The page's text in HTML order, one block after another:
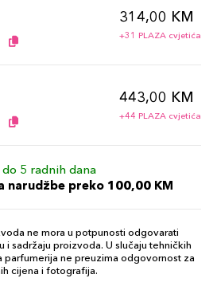
314,00 KM
+31 PLAZA cvjetića
443,00 KM
+44 PLAZA cvjetića
5 radnih dana
narudžbe preko 100,00 KM
ne mora u potpunosti odgovarati
i sadržaju proizvoda. U slučaju tehničkih
parfumerija ne preuzima odgovornost za
cijena i fotografija.